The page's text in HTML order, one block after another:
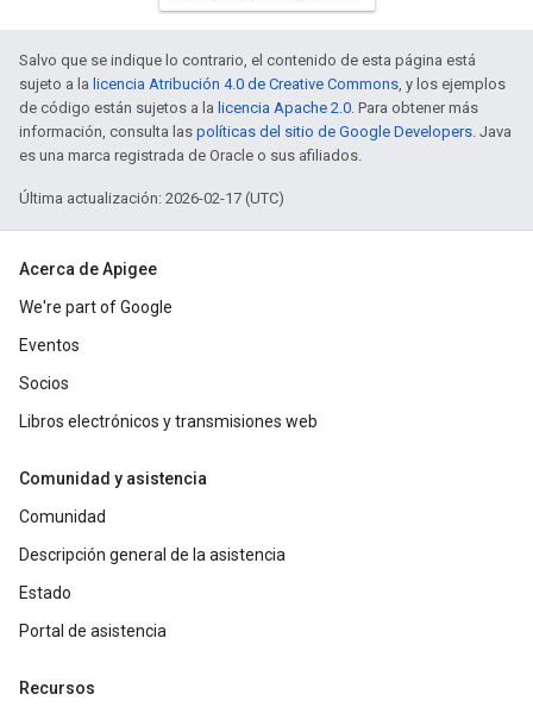
Salvo que se indique lo contrario, el contenido de esta página está
sujeto a la licencia Atribución 4.0 de Creative Commons, y los ejemplos
de código están sujetos a la licencia Apache 2.0. Para obtener más
información, consulta las políticas del sitio de Google Developers. Java
es una marca registrada de Oracle o sus afiliados.
Última actualización: 2026-02-17 (UTC)
Acerca de Apigee
We're part of Google
Eventos
Socios
Libros electrónicos y transmisiones web
Comunidad y asistencia
Comunidad
Descripción general de la asistencia
Estado
Portal de asistencia
Recursos